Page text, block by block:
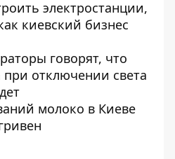
электростанции,
киевский бизнес
говорят, что
отключении света
молоко в Киеве